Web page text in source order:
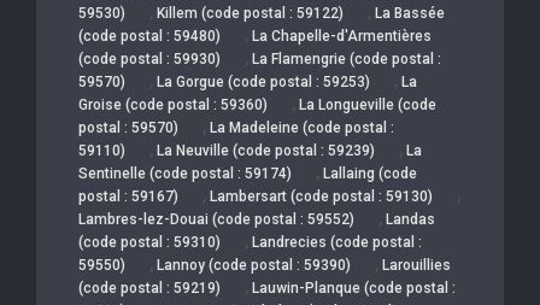
59530)
, Killem (code postal : 59122) , La Bassée
(code postal : 59480)
, La Chapelle-d'Armentières
(code postal : 59930)
, La Flamengrie (code postal :
59570)
, La Gorgue (code postal : 59253) , La
Groise (code postal : 59360)
, La Longueville (code
postal : 59570)
, La Madeleine (code postal :
59110)
, La Neuville (code postal : 59239) , La
Sentinelle (code postal : 59174)
, Lallaing (code
postal : 59167)
, Lambersart (code postal : 59130) ,
Lambres-lez-Douai (code postal : 59552) , Landas
(code postal : 59310)
, Landrecies (code postal :
59550)
, Lannoy (code postal : 59390) , Larouillies
(code postal : 59219)
, Lauwin-Planque (code postal :